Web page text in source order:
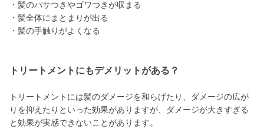
・髪のパサつきやゴワつきが収まる
・髪全体にまとまりが出る
・髪の手触りがよくなる
トリートメントにもデメリットがある？
トリートメントには髪のダメージを和らげたり、ダメージの広が
りを抑えたりといった効果がありますが、ダメージが大きすぎる
と効果が実感できないことがあります。